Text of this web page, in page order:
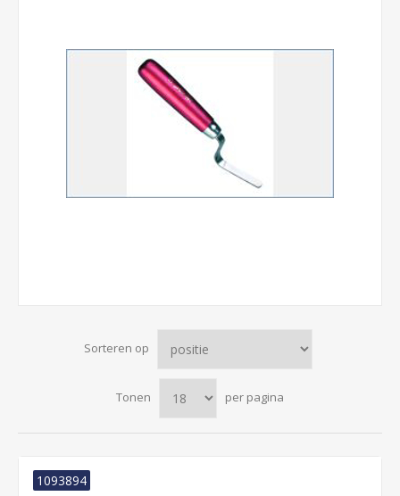
Sorteren op
Tonen per pagina
1093894